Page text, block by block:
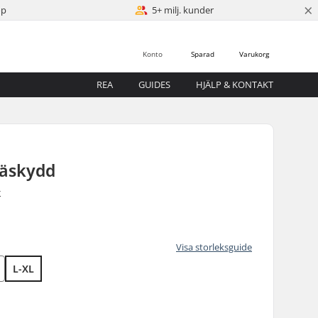
5+ milj. kunder ×
Varukorg
Sparad
Konto
REA GUIDES HJÄLP & KONTAKT
Visa storleksguide
L-XL